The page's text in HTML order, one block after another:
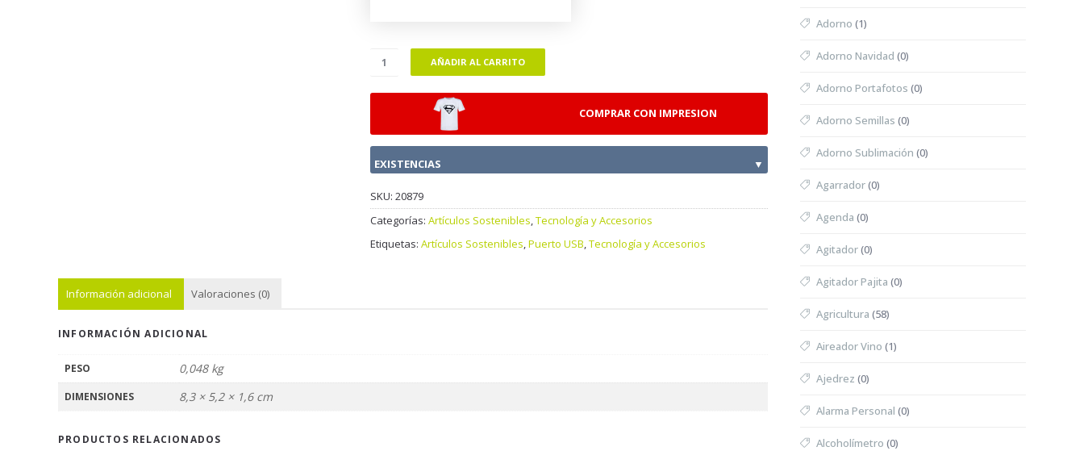
AÑADIR AL CARRITO
COMPRAR CON IMPRESION
EXISTENCIAS ▼
SKU:20879
Categorías:Artículos Sostenibles,Tecnología y Accesorios
Etiquetas:Artículos Sostenibles,Puerto USB,Tecnología y Accesorios
Información adicional Valoraciones (0)
INFORMACIÓN ADICIONAL
PESO 0,048 kg
DIMENSIONES 8,3 × 5,2 × 1,6 cm
PRODUCTOS RELACIONADOS
Adorno (1)
Adorno Navidad (0)
Adorno Portafotos (0)
Adorno Semillas (0)
Adorno Sublimación (0)
Agarrador(0)
Agenda (0)
Agitador(0)
Agitador Pajita (0)
Agricultura (58)
Aireador Vino (1)
Ajedrez (0)
Alarma Personal (0)
Alcoholímetro (0)